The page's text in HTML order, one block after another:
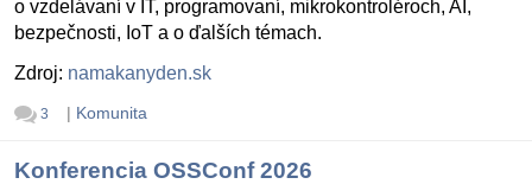
o vzdelávaní v IT, programovaní, mikrokontroléroch, AI,
bezpečnosti, IoT a o ďalších témach.
Zdroj: namakanyden.sk
3 | Komunita
Konferencia OSSConf 2026